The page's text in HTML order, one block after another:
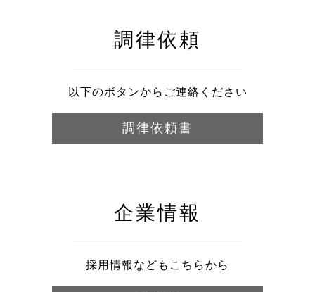
調律依頼
以下のボタンからご連絡ください
調律依頼書
企業情報
採用情報などもこちらから